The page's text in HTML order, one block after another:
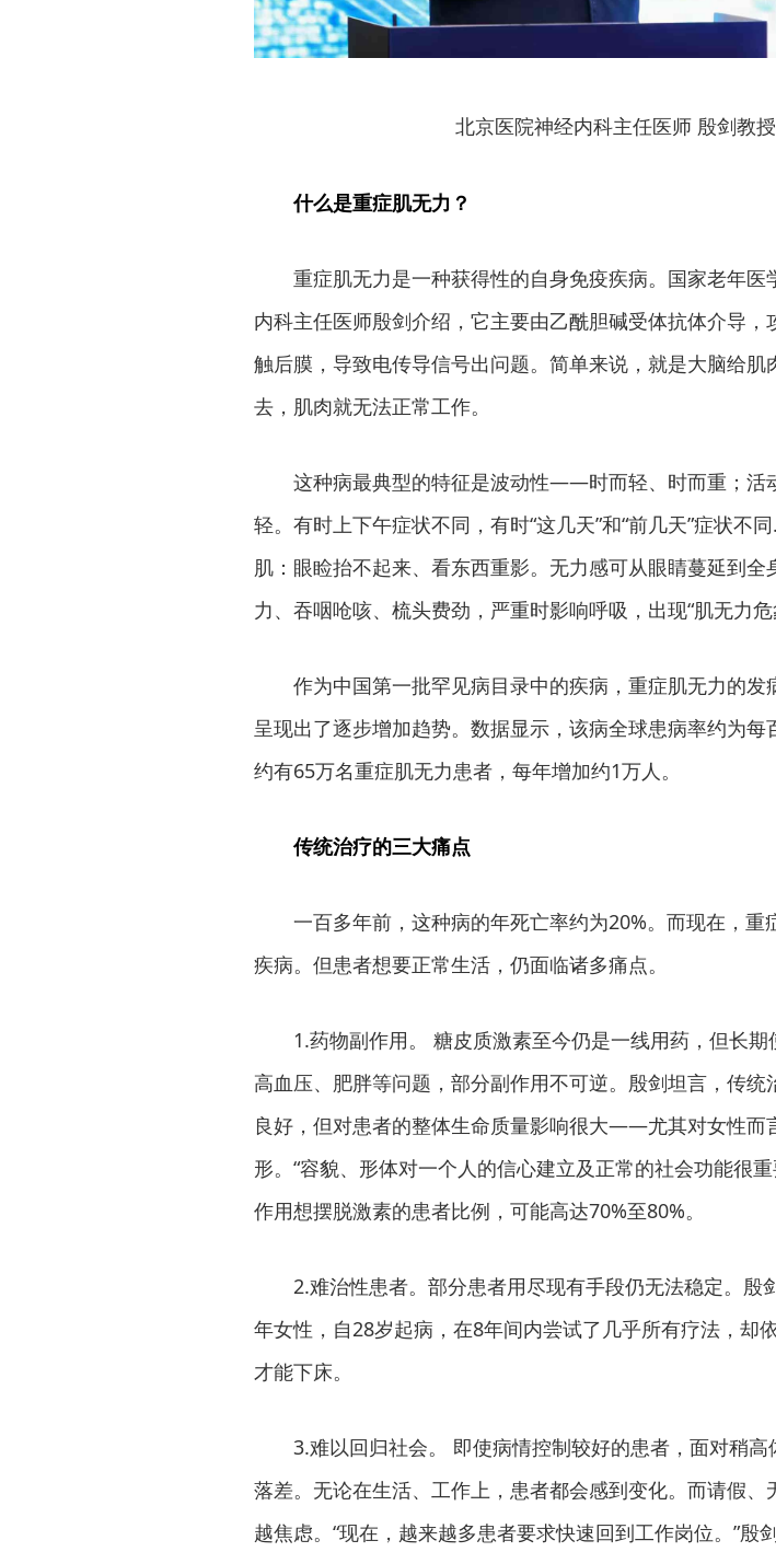
北京医院神经内科主任医师 殷剑教授
什么是重症肌无力？
重症肌无力是一种获得性的自身免疫疾病。国家老年医
内科主任医师殷剑介绍，它主要由乙酰胆碱受体抗体介导，
触后膜，导致电传导信号出问题。简单来说，就是大脑给肌
去，肌肉就无法正常工作。
这种病最典型的特征是波动性——时而轻、时而重；活
轻。有时上下午症状不同，有时“这几天”和“前几天”症状不
肌：眼睑抬不起来、看东西重影。无力感可从眼睛蔓延到全
力、吞咽呛咳、梳头费劲，严重时影响呼吸，出现“肌无力危
作为中国第一批罕见病目录中的疾病，重症肌无力的发
呈现出了逐步增加趋势。数据显示，该病全球患病率约为每
约有65万名重症肌无力患者，每年增加约1万人。
传统治疗的三大痛点
一百多年前，这种病的年死亡率约为20%。而现在，重
疾病。但患者想要正常生活，仍面临诸多痛点。
1.药物副作用。 糖皮质激素至今仍是一线用药，但长期
高血压、肥胖等问题，部分副作用不可逆。殷剑坦言，传统
良好，但对患者的整体生命质量影响很大——尤其对女性而
形。“容貌、形体对一个人的信心建立及正常的社会功能很
作用想摆脱激素的患者比例，可能高达70%至80%。
2.难治性患者。部分患者用尽现有手段仍无法稳定。殷
年女性，自28岁起病，在8年间内尝试了几乎所有疗法，却
才能下床。
3.难以回归社会。 即使病情控制较好的患者，面对稍
落差。无论在生活、工作上，患者都会感到变化。而请假、
越焦虑。“现在，越来越多患者要求快速回到工作岗位。”殷剑